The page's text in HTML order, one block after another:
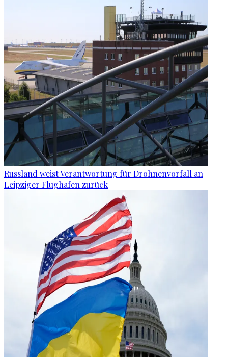
Russland weist Verantwortung für Drohnenvorfall an
Leipziger Flughafen zurück